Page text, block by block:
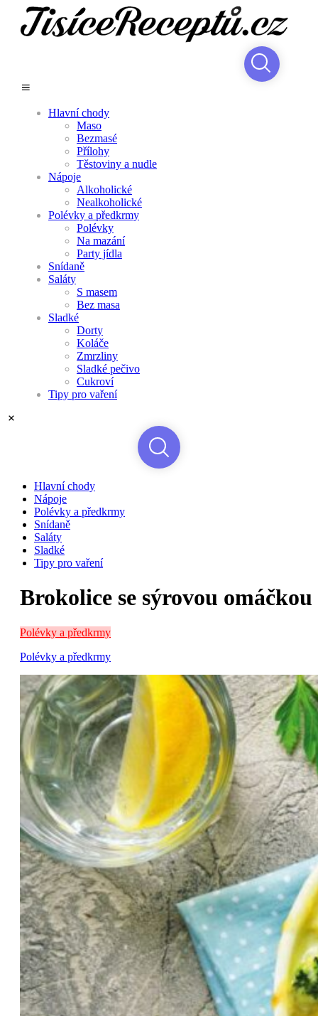
Hlavní chody
Maso
Bezmasé
Přílohy
Těstoviny a nudle
Nápoje
Alkoholické
Nealkoholické
Polévky a předkrmy
Polévky
Na mazání
Party jídla
Snídaně
Saláty
S masem
Bez masa
Sladké
Dorty
Koláče
Zmrzliny
Sladké pečivo
Cukroví
Tipy pro vaření
Hlavní chody
Nápoje
Polévky a předkrmy
Snídaně
Saláty
Sladké
Tipy pro vaření
Brokolice se sýrovou omáčkou
Polévky a předkrmy
Polévky a předkrmy